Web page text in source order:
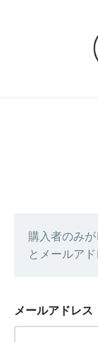
購入者のみ
とメールア
メールアドレス